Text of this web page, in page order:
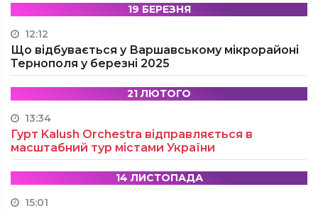
19 БЕРЕЗНЯ
12:12
Що відбувається у Варшавському мікрорайоні
Тернополя у березні 2025
21 ЛЮТОГО
13:34
Гурт Kalush Orchestra відправляється в
масштабний тур містами України
14 ЛИСТОПАДА
15:01